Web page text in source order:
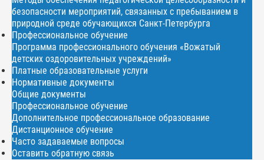
безопасности мероприятий, связанных с пребыванием в
природной среде обучающихся Санкт-Петербурга
Профессиональное обучение
Программа профессионального обучения «Вожатый
детских оздоровительных учреждений»
Платные образовательные услуги
Нормативные документы
Общие документы
Профессиональное обучение
Дополнительное профессиональное образование
Дистанционное обучение
Часто задаваемые вопросы
Оставить обратную связь